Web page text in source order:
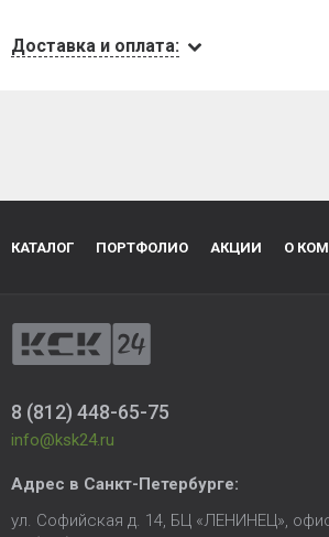
Доставка и оплата:
КАТАЛОГ ПОРТФОЛИО АКЦИИ О
8 (812) 448-65-75
info@ksk24.ru
Адрес в Санкт-Петербурге:
ул. Софийская д. 14, БЦ «ЛЕНИНЕЦ»,